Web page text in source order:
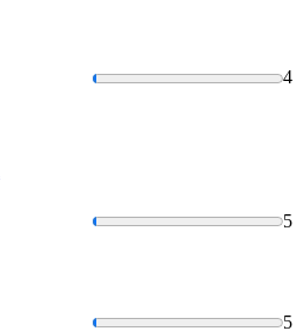
4
5
5